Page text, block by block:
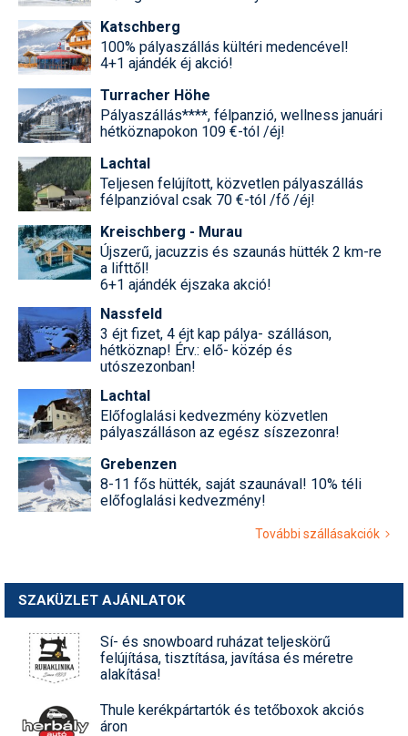
Katschberg
100% pályaszállás kültéri medencével!
4+1 ajándék éj akció!
Turracher Höhe
Pályaszállás****, félpanzió, wellness januári
hétköznapokon 109 €-tól /éj!
Lachtal
Teljesen felújított, közvetlen pályaszállás
félpanzióval csak 70 €-tól /fő /éj!
Kreischberg - Murau
Újszerű, jacuzzis és szaunás hütték 2 km-re
a lifttől!
6+1 ajándék éjszaka akció!
Nassfeld
3 éjt fizet, 4 éjt kap pálya- szálláson,
hétköznap! Érv.: elő- közép és
utószezonban!
Lachtal
Előfoglalási kedvezmény közvetlen
pályaszálláson az egész síszezonra!
Grebenzen
8-11 fős hütték, saját szaunával! 10% téli
előfoglalási kedvezmény!
További szállásakciók
SZAKÜZLET AJÁNLATOK
Sí- és snowboard ruházat teljeskörű
felújítása, tisztítása, javítása és méretre
alakítása!
Thule kerékpártartók és tetőboxok akciós
áron